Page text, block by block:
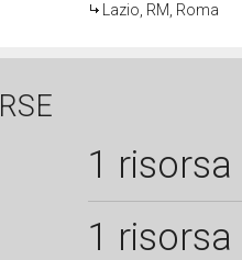
Lazio, RM, Roma
1 risorsa
1 risorsa